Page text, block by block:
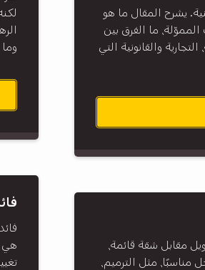
يشرح المقال ما هو
ما الفرق بين
والقانونية التي
مقابل شقة قائمة،
مثل الترميم،
هي